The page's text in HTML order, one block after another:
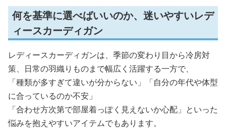
何を基準に選べばいいのか、迷いやすいレデ
ィースカーディガン
レディースカーディガンは、季節の変わり目から冷房対
策、日常の羽織りものまで幅広く活躍する一方で、
「種類が多すぎて違いが分からない」「自分の年代や体型
に合っているのか不安」
「合わせ方次第で部屋着っぽく見えないか心配」といった
悩みを抱えやすいアイテムでもあります。